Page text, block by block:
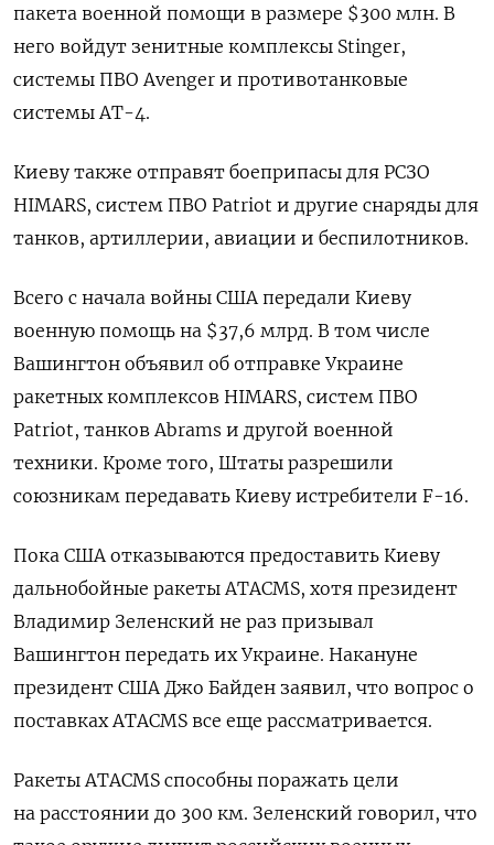
пакета военной помощи в размере $300 млн. В
него войдут зенитные комплексы Stinger,
системы ПВО Avenger и противотанковые
системы AT-4.
Киеву также отправят боеприпасы для РСЗО
HIMARS, систем ПВО Patriot и другие снаряды для
танков, артиллерии, авиации и беспилотников.
Всего с начала войны США передали Киеву
военную помощь на $37,6 млрд. В том числе
Вашингтон объявил об отправке Украине
ракетных комплексов HIMARS, систем ПВО
Patriot, танков Abrams и другой военной
техники. Кроме того, Штаты разрешили
союзникам передавать Киеву истребители F-16.
Пока США отказываются предоставить Киеву
дальнобойные ракеты ATACMS, хотя президент
Владимир Зеленский не раз призывал
Вашингтон передать их Украине. Накануне
президент США Джо Байден заявил, что вопрос о
поставках ATACMS все еще рассматривается.
Ракеты ATACMS способны поражать цели
на расстоянии до 300 км. Зеленский говорил, что